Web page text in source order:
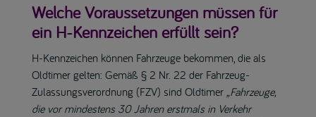
Welche Voraussetzungen müssen für
ein H-Kennzeichen erfüllt sein?
H-Kennzeichen können Fahrzeuge bekommen, die als
Oldtimer gelten: Gemäß § 2 Nr. 22 der Fahrzeug-
Zulassungsverordnung (FZV) sind Oldtimer „Fahrzeuge,
die vor mindestens 30 Jahren erstmals in Verkehr